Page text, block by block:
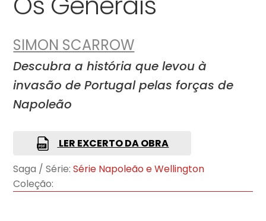
SIMON SCARROW
Descubra a história que levou à
invasão de Portugal pelas forças de
Napoleão
LER EXCERTO DA OBRA
Saga / Série: Série Napoleão e Wellington
Coleção: